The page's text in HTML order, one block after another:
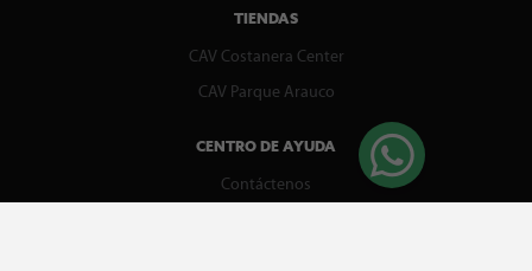
TIENDAS
CAV Costanera Center
CAV Parque Arauco
CENTRO DE AYUDA
Contáctenos